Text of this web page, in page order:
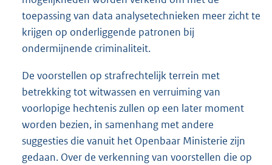
toepassing van data analysetechnieken meer zicht te
krijgen op onderliggende patronen bij
ondermijnende criminaliteit.
De voorstellen op strafrechtelijk terrein met
betrekking tot witwassen en verruiming van
voorlopige hechtenis zullen op een later moment
worden bezien, in samenhang met andere
suggesties die vanuit het Openbaar Ministerie zijn
gedaan. Over de verkenning van voorstellen die op